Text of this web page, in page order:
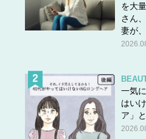
オバサン財布の中身2：お
ことだと思います。
だからといって、仕事に金運
結び……と、あれもこれもとお
は、それはオバサン財布です。
を大
さん
妻が
一気
はい
ア」